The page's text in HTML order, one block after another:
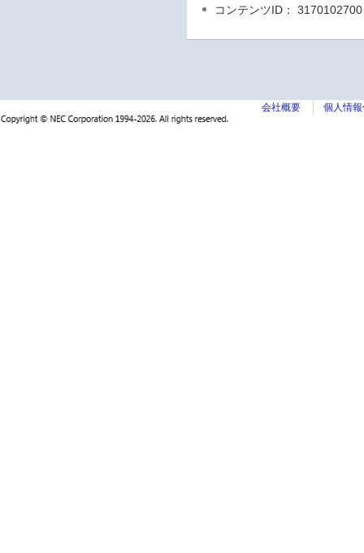
コンテンツID： 3170102700
会社概要 個人情